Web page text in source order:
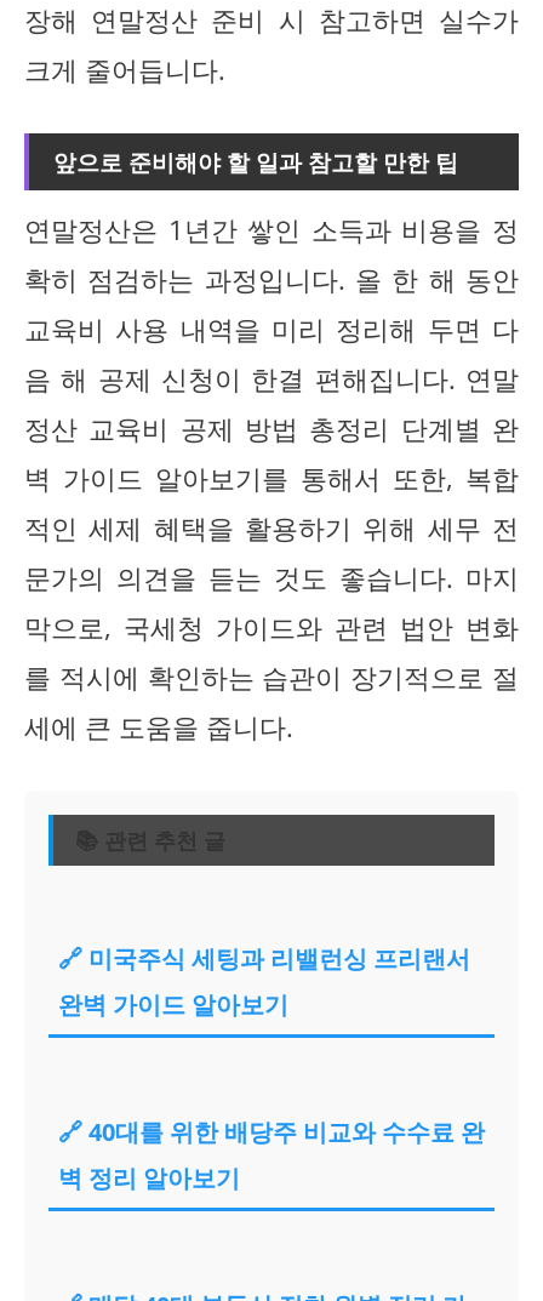
장해 연말정산 준비 시 참고하면 실수가
크게 줄어듭니다.
앞으로 준비해야 할 일과 참고할 만한 팁
연말정산은 1년간 쌓인 소득과 비용을 정
확히 점검하는 과정입니다. 올 한 해 동안
교육비 사용 내역을 미리 정리해 두면 다
음 해 공제 신청이 한결 편해집니다. 연말
정산 교육비 공제 방법 총정리 단계별 완
벽 가이드 알아보기를 통해서 또한, 복합
적인 세제 혜택을 활용하기 위해 세무 전
문가의 의견을 듣는 것도 좋습니다. 마지
막으로, 국세청 가이드와 관련 법안 변화
를 적시에 확인하는 습관이 장기적으로 절
세에 큰 도움을 줍니다.
📚 관련 추천 글
🔗 미국주식 세팅과 리밸런싱 프리랜서
완벽 가이드 알아보기
🔗 40대를 위한 배당주 비교와 수수료 완
벽 정리 알아보기